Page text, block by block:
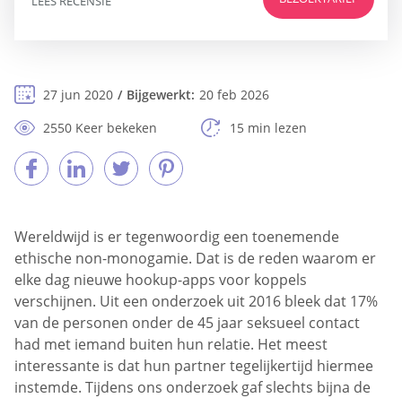
27 jun 2020 Bijgewerkt: 20 feb 2026
2550 Keer bekeken
15 min lezen
Wereldwijd is er tegenwoordig een toenemende
ethische non-monogamie. Dat is de reden waarom er
elke dag nieuwe hookup-apps voor koppels
verschijnen. Uit een onderzoek uit 2016 bleek dat 17%
van de personen onder de 45 jaar seksueel contact
had met iemand buiten hun relatie. Het meest
interessante is dat hun partner tegelijkertijd hiermee
instemde. Tijdens ons onderzoek gaf slechts bijna de